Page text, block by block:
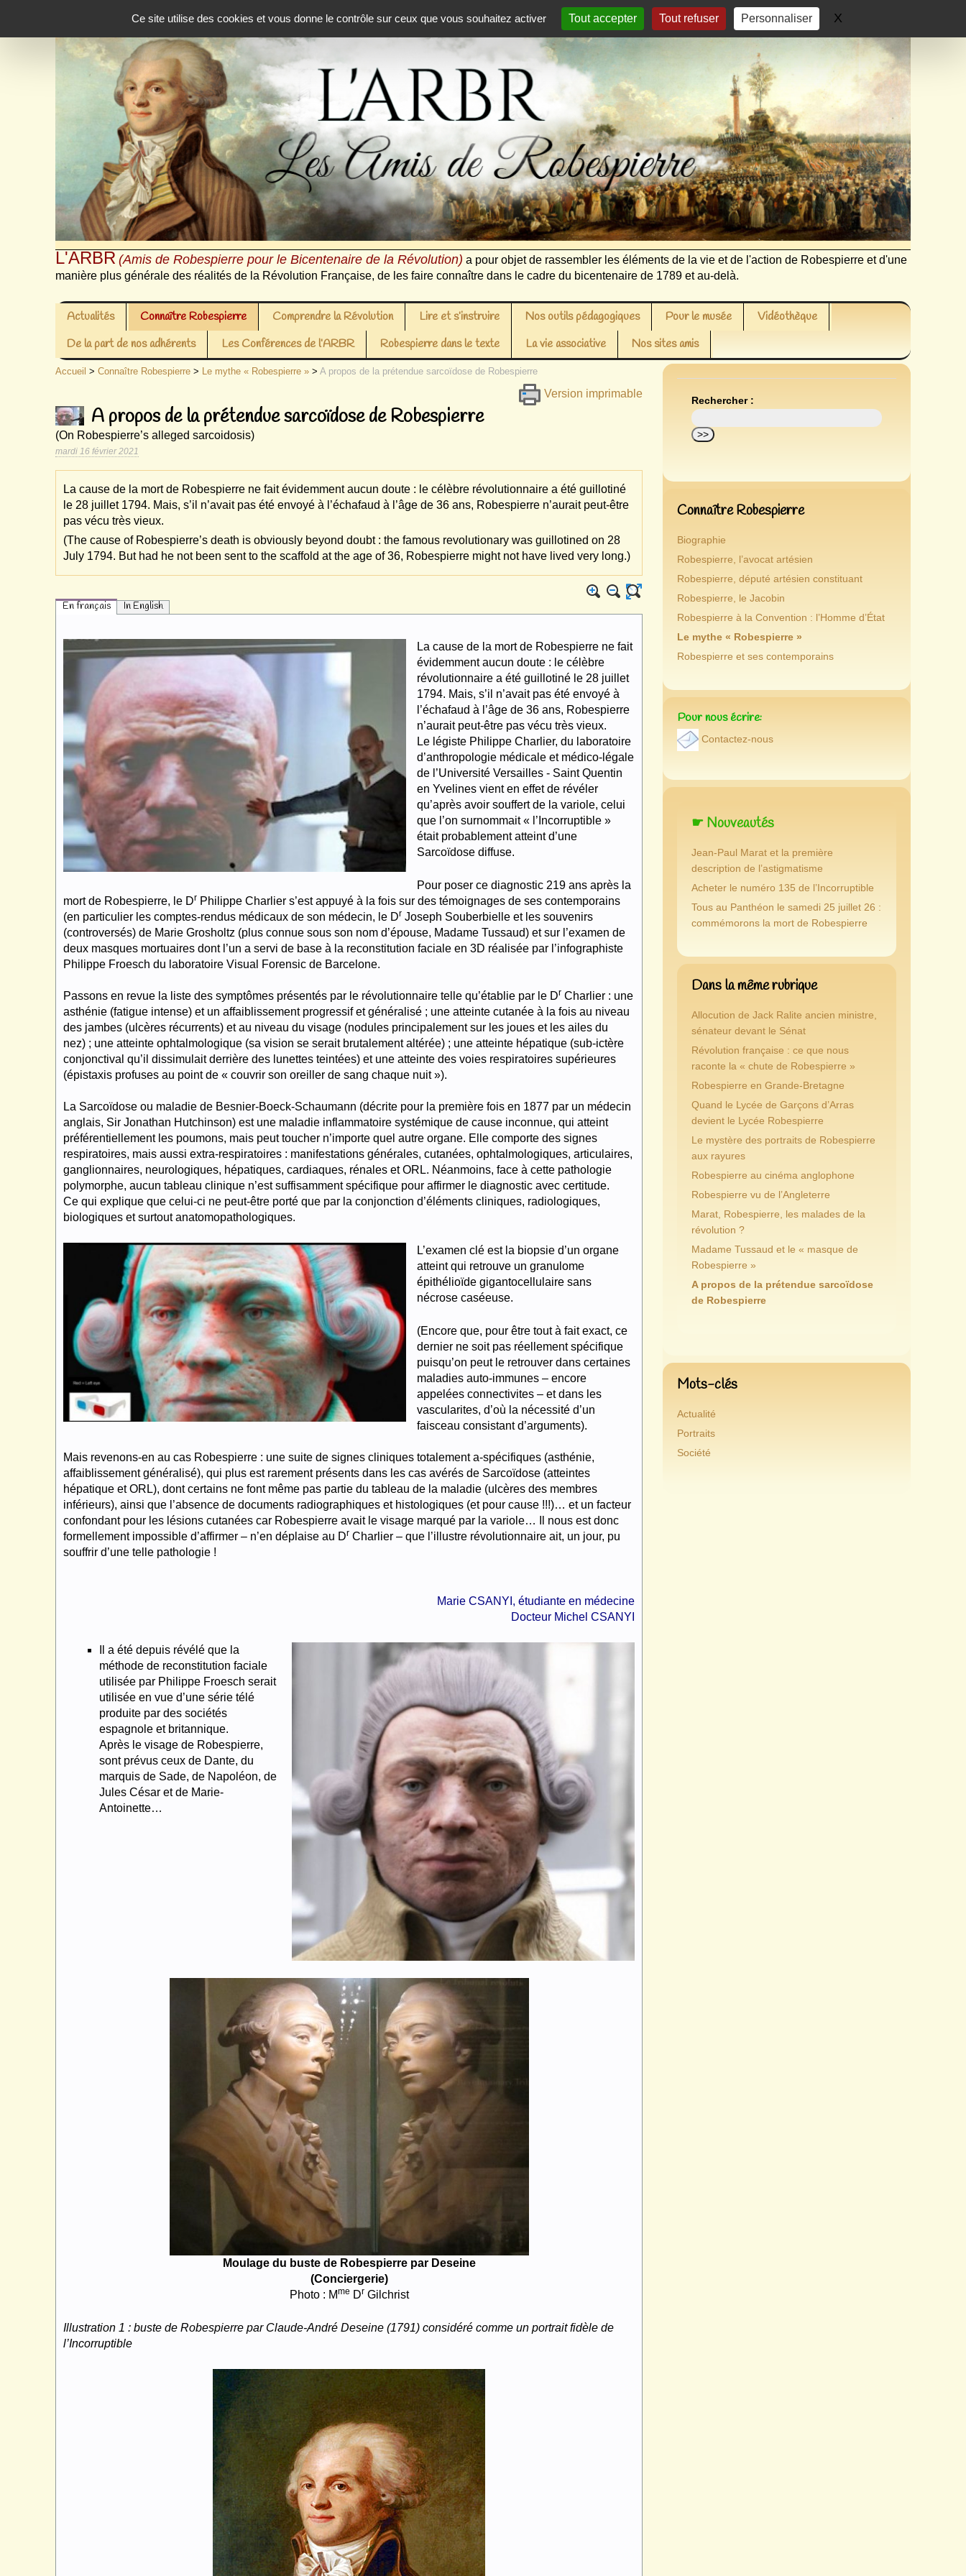
Ce site utilise des cookies et vous donne le contrôle sur ceux que vous souhaitez activer
Tout accepter Tout refuser Personnaliser X
L'ARBR (Amis de Robespierre pour le Bicentenaire de la Révolution) a pour objet de rassembler les éléments de la vie et de l'action de Robespierre et d'une
manière plus générale des réalités de la Révolution Française, de les faire connaître dans le cadre du bicentenaire de 1789 et au-delà.
Actualités Connaître Robespierre Comprendre la Révolution Lire et s’instruire Nos outils pédagogiques Pour le musée
Vidéothèque
De la part de nos adhérents
Les Conférences de l’ARBR Robespierre dans le texte La vie associative Nos sites amis
Accueil >Connaître Robespierre > Le mythe « Robespierre » >A propos de la prétendue sarcoïdose de Robespierre
Version imprimable
A propos de la prétendue sarcoïdose de Robespierre
(On Robespierre’s alleged sarcoidosis)
mardi 16 février 2021
La cause de la mort de Robespierre ne fait évidemment aucun doute : le célèbre révolutionnaire a été guillotiné
le 28 juillet 1794. Mais, s’il n’avait pas été envoyé à l’échafaud à l’âge de 36 ans, Robespierre n’aurait peut-être
pas vécu très vieux.
(The cause of Robespierre’s death is obviously beyond doubt : the famous revolutionary was guillotined on 28
July 1794. But had he not been sent to the scaffold at the age of 36, Robespierre might not have lived very long.)
En français In English
La cause de la mort de Robespierre ne fait
évidemment aucun doute : le célèbre
révolutionnaire a été guillotiné le 28 juillet
1794. Mais, s’il n’avait pas été envoyé à
l’échafaud à l’âge de 36 ans, Robespierre
n’aurait peut-être pas vécu très vieux.
Le légiste Philippe Charlier, du laboratoire
d’anthropologie médicale et médico-légale
de l’Université Versailles - Saint Quentin
en Yvelines vient en effet de révéler
qu’après avoir souffert de la variole, celui
que l’on surnommait « l’Incorruptible »
était probablement atteint d’une
Sarcoïdose diffuse.
Pour poser ce diagnostic 219 ans après la
mort de Robespierre, le Dr Philippe Charlier s’est appuyé à la fois sur des témoignages de ses contemporains
(en particulier les comptes-rendus médicaux de son médecin, le Dr Joseph Souberbielle et les souvenirs
(controversés) de Marie Grosholtz (plus connue sous son nom d’épouse, Madame Tussaud) et sur l’examen de
deux masques mortuaires dont l’un a servi de base à la reconstitution faciale en 3D réalisée par l’infographiste
Philippe Froesch du laboratoire Visual Forensic de Barcelone.
Passons en revue la liste des symptômes présentés par le révolutionnaire telle qu’établie par le Dr Charlier : une
asthénie (fatigue intense) et un affaiblissement progressif et généralisé ; une atteinte cutanée à la fois au niveau
des jambes (ulcères récurrents) et au niveau du visage (nodules principalement sur les joues et les ailes du
nez) ; une atteinte ophtalmologique (sa vision se serait brutalement altérée) ; une atteinte hépatique (sub-ictère
conjonctival qu’il dissimulait derrière des lunettes teintées) et une atteinte des voies respiratoires supérieures
(épistaxis profuses au point de « couvrir son oreiller de sang chaque nuit »).
La Sarcoïdose ou maladie de Besnier-Boeck-Schaumann (décrite pour la première fois en 1877 par un médecin
anglais, Sir Jonathan Hutchinson) est une maladie inflammatoire systémique de cause inconnue, qui atteint
préférentiellement les poumons, mais peut toucher n’importe quel autre organe. Elle comporte des signes
respiratoires, mais aussi extra-respiratoires : manifestations générales, cutanées, ophtalmologiques, articulaires,
ganglionnaires, neurologiques, hépatiques, cardiaques, rénales et ORL. Néanmoins, face à cette pathologie
polymorphe, aucun tableau clinique n’est suffisamment spécifique pour affirmer le diagnostic avec certitude.
Ce qui explique que celui-ci ne peut-être porté que par la conjonction d’éléments cliniques, radiologiques,
biologiques et surtout anatomopathologiques.
L’examen clé est la biopsie d’un organe
atteint qui retrouve un granulome
épithélioïde gigantocellulaire sans
nécrose caséeuse.
(Encore que, pour être tout à fait exact, ce
dernier ne soit pas réellement spécifique
puisqu’on peut le retrouver dans certaines
maladies auto-immunes – encore
appelées connectivites – et dans les
vascularites, d’où la nécessité d’un
faisceau consistant d’arguments).
Mais revenons-en au cas Robespierre : une suite de signes cliniques totalement a-spécifiques (asthénie,
affaiblissement généralisé), qui plus est rarement présents dans les cas avérés de Sarcoïdose (atteintes
hépatique et ORL), dont certains ne font même pas partie du tableau de la maladie (ulcères des membres
inférieurs), ainsi que l’absence de documents radiographiques et histologiques (et pour cause !!!)… et un facteur
confondant pour les lésions cutanées car Robespierre avait le visage marqué par la variole… Il nous est donc
formellement impossible d’affirmer – n’en déplaise au Dr Charlier – que l’illustre révolutionnaire ait, un jour, pu
souffrir d’une telle pathologie !
Marie CSANYI, étudiante en médecine
Docteur Michel CSANYI
Il a été depuis révélé que la
méthode de reconstitution faciale
utilisée par Philippe Froesch serait
utilisée en vue d’une série télé
produite par des sociétés
espagnole et britannique.
Après le visage de Robespierre,
sont prévus ceux de Dante, du
marquis de Sade, de Napoléon, de
Jules César et de Marie-
Antoinette…
Moulage du buste de Robespierre par Deseine
(Conciergerie)
Photo : Mme Dr Gilchrist
Illustration 1 : buste de Robespierre par Claude-André Deseine (1791) considéré comme un portrait fidèle de
l’Incorruptible
Rechercher :
Connaître Robespierre
Biographie
Robespierre, l’avocat artésien
Robespierre, député artésien constituant
Robespierre, le Jacobin
Robespierre à la Convention : l’Homme d’État
Le mythe « Robespierre »
Robespierre et ses contemporains
Pour nous écrire:
Contactez-nous
☛ Nouveautés
Jean-Paul Marat et la première
description de l’astigmatisme
Acheter le numéro 135 de l’Incorruptible
Tous au Panthéon le samedi 25 juillet 26 :
commémorons la mort de Robespierre
Dans la même rubrique
Allocution de Jack Ralite ancien ministre,
sénateur devant le Sénat
Révolution française : ce que nous
raconte la « chute de Robespierre »
Robespierre en Grande-Bretagne
Quand le Lycée de Garçons d’Arras
devient le Lycée Robespierre
Le mystère des portraits de Robespierre
aux rayures
Robespierre au cinéma anglophone
Robespierre vu de l’Angleterre
Marat, Robespierre, les malades de la
révolution ?
Madame Tussaud et le « masque de
Robespierre »
A propos de la prétendue sarcoïdose
de Robespierre
Mots-clés
Actualité
Portraits
Société